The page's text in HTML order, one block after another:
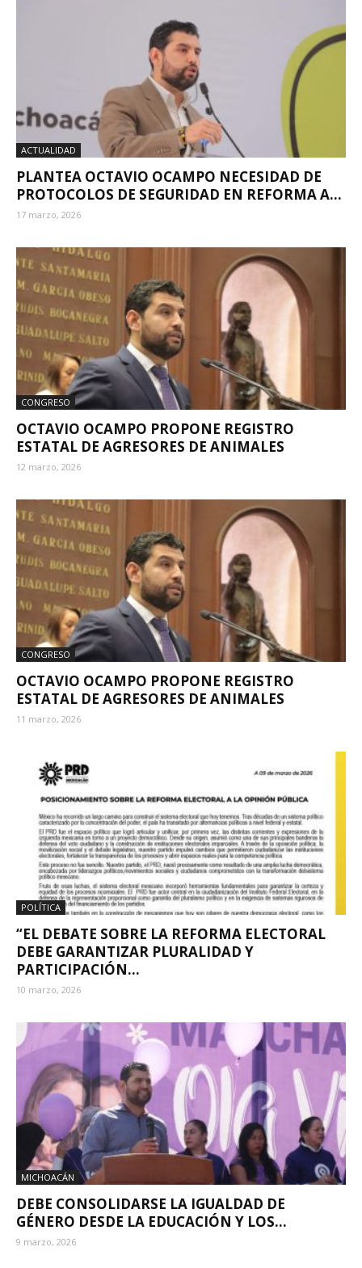
ACTUALIDAD
PLANTEA OCTAVIO OCAMPO NECESIDAD DE
PROTOCOLOS DE SEGURIDAD EN REFORMA A...
17 marzo, 2026
CONGRESO
OCTAVIO OCAMPO PROPONE REGISTRO
ESTATAL DE AGRESORES DE ANIMALES
12 marzo, 2026
CONGRESO
OCTAVIO OCAMPO PROPONE REGISTRO
ESTATAL DE AGRESORES DE ANIMALES
11 marzo, 2026
POLÍTICA
“EL DEBATE SOBRE LA REFORMA ELECTORAL
DEBE GARANTIZAR PLURALIDAD Y
PARTICIPACIÓN...
10 marzo, 2026
MICHOACÁN
DEBE CONSOLIDARSE LA IGUALDAD DE
GÉNERO DESDE LA EDUCACIÓN Y LOS...
9 marzo, 2026